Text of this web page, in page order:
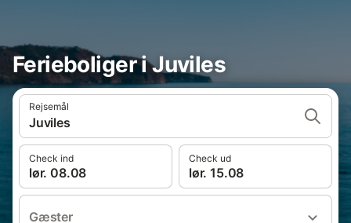
Ferieboliger i Juviles
Rejsemål
Juviles
Check ind
lør. 08.08
Check ud
lør. 15.08
Gæster